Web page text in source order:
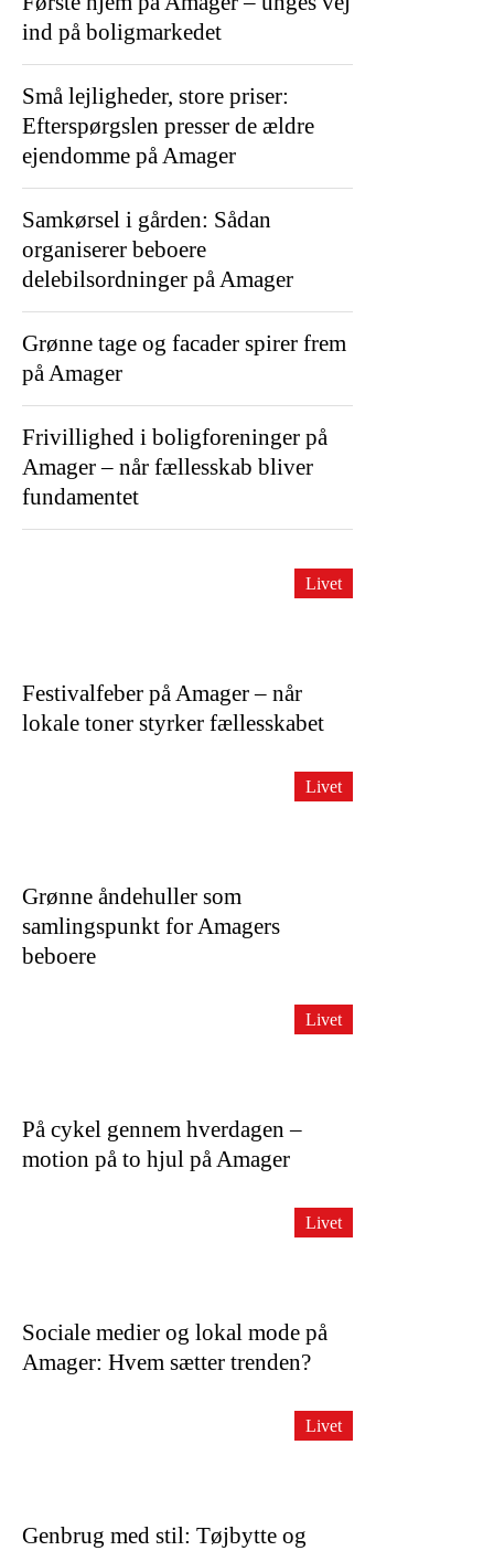
ind på boligmarkedet
Små lejligheder, store priser:
Efterspørgslen presser de ældre
ejendomme på Amager
Samkørsel i gården: Sådan
organiserer beboere
delebilsordninger på Amager
Grønne tage og facader spirer frem
på Amager
Frivillighed i boligforeninger på
Amager – når fællesskab bliver
fundamentet
Festivalfeber på Amager – når
lokale toner styrker fællesskabet
Livet
Grønne åndehuller som
samlingspunkt for Amagers
beboere
Livet
På cykel gennem hverdagen –
motion på to hjul på Amager
Livet
Sociale medier og lokal mode på
Amager: Hvem sætter trenden?
Livet
Genbrug med stil: Tøjbytte og
Livet